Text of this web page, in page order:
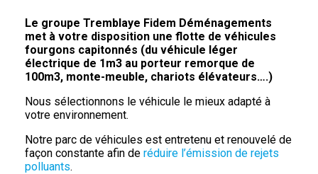
Le groupe Tremblaye Fidem Déménagements
met à votre disposition une flotte de véhicules
fourgons capitonnés (du véhicule léger
électrique de 1m3 au porteur remorque de
100m3, monte-meuble, chariots élévateurs….)
Nous sélectionnons le véhicule le mieux adapté à
votre environnement.
Notre parc de véhicules est entretenu et renouvelé de
façon constante afin de réduire l’émission de rejets
polluants.